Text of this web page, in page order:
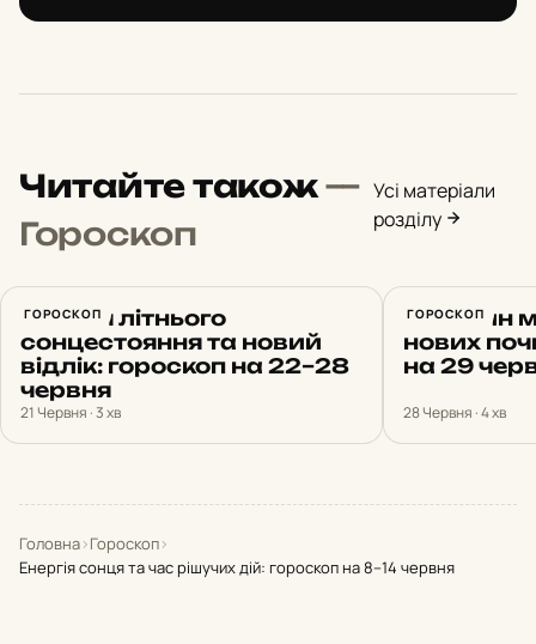
Читайте також—
Гороскоп
Усі матеріали
розділу
ГОРОСКОП
Енергія літнього
сонцестояння та новий
відлік: гороскоп на 22–28
червня
21 Червня · 3 хв
ГОРОСКОП
Перетин
нових
на 29
28 Червня · 4 хв
Головна›Гороскоп›
Енергія сонця та час рішучих дій: гороскоп на 8–14 червня